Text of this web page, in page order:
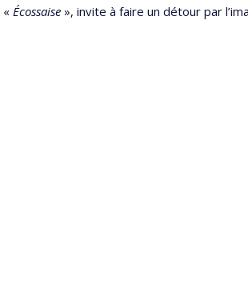
« Écossaise », invite à faire un détour par